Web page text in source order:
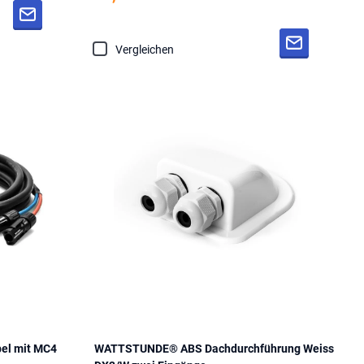
Vergleichen
mit MC4
WATTSTUNDE® ABS Dachdurchführung Weiss